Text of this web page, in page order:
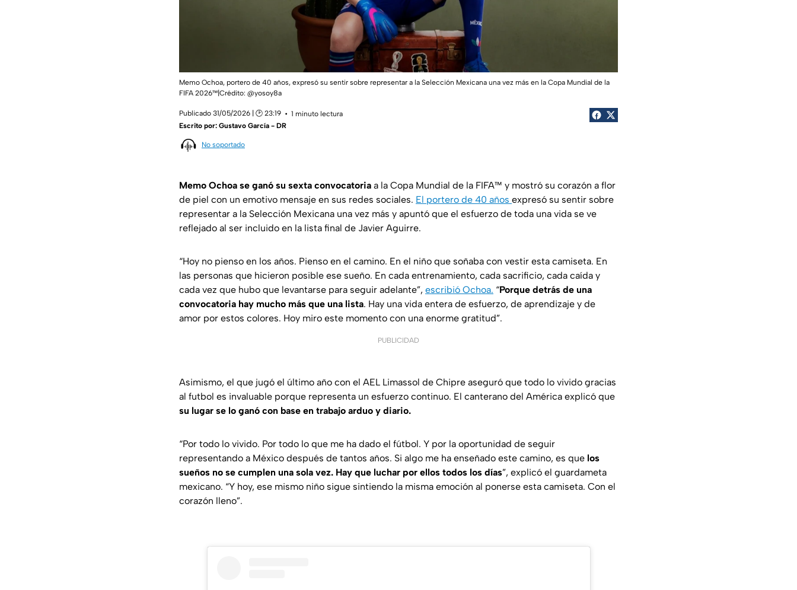
Memo Ochoa, portero de 40 años, expresó su sentir sobre representar a la Selección Mexicana una vez más en la Copa Mundial de la
FIFA 2026™|Crédito: @yosoy8a
Publicado 31/05/2026 | 🕑 23:19
1 minuto lectura
Escrito por: Gustavo García - DR
No soportado
Memo Ochoa se ganó su sexta convocatoria a la Copa Mundial de la FIFA™ y mostró su corazón a flor
de piel con un emotivo mensaje en sus redes sociales. El portero de 40 años expresó su sentir sobre
representar a la Selección Mexicana una vez más y apuntó que el esfuerzo de toda una vida se ve
reflejado al ser incluido en la lista final de Javier Aguirre.
“Hoy no pienso en los años. Pienso en el camino. En el niño que soñaba con vestir esta camiseta. En
las personas que hicieron posible ese sueño. En cada entrenamiento, cada sacrificio, cada caída y
cada vez que hubo que levantarse para seguir adelante”, escribió Ochoa. “Porque detrás de una
convocatoria hay mucho más que una lista. Hay una vida entera de esfuerzo, de aprendizaje y de
amor por estos colores. Hoy miro este momento con una enorme gratitud”.
PUBLICIDAD
Asimismo, el que jugó el último año con el AEL Limassol de Chipre aseguró que todo lo vivido gracias
al futbol es invaluable porque representa un esfuerzo continuo. El canterano del América explicó que
su lugar se lo ganó con base en trabajo arduo y diario.
“Por todo lo vivido. Por todo lo que me ha dado el fútbol. Y por la oportunidad de seguir
representando a México después de tantos años. Si algo me ha enseñado este camino, es que los
sueños no se cumplen una sola vez. Hay que luchar por ellos todos los días”, explicó el guardameta
mexicano. “Y hoy, ese mismo niño sigue sintiendo la misma emoción al ponerse esta camiseta. Con el
corazón lleno”.